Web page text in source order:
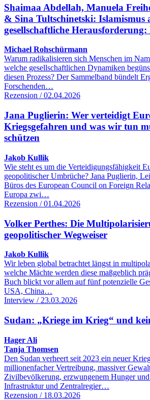
Shaimaa Abdellah, Manuela
& Sina Tultschinetski: Islamismus
gesellschaftliche
Michael Rohschürmann
Warum radikalisieren sich Menschen im
welche gesellschaftlichen Dynamiken
diesen Prozess? Der Sammelband bündelt
Forschenden…
Rezension / 02.04.2026
Jana Puglierin: Wer verteidigt
Kriegsgefahren und was wir tun
schützen
Jakob Kullik
Wie steht es um die Verteidigungsfähigkeit
geopolitischer Umbrüche? Jana Puglierin,
Büros des European Council on Foreign
Europa zwi…
Rezension / 01.04.2026
Volker Perthes: Die
geopolitischer Wegweiser
Jakob Kullik
Wir leben global betrachtet längst in
welche Mächte werden diese maßgeblich
Buch blickt vor allem auf fünf potenzielle
USA, China…
Interview / 23.03.2026
Sudan: „Kriege im Krieg“ und
Hager Ali
Tanja Thomsen
Den Sudan verheert seit 2023 ein neuer
millionenfacher Vertreibung, massiver
Zivilbevölkerung, erzwungenem Hunger
Infrastruktur und Zentralregier…
Rezension / 18.03.2026